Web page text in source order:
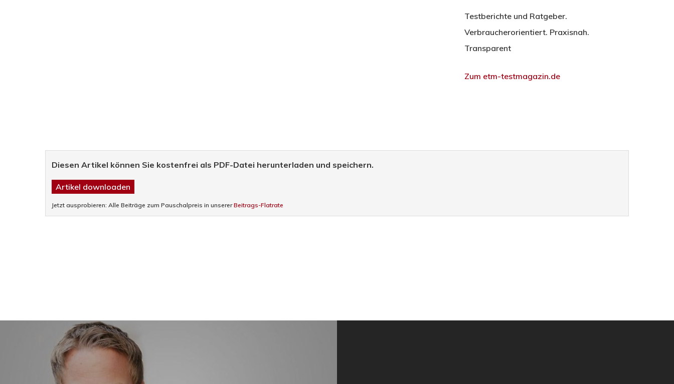
Testberichte und Ratgeber.
Verbraucherorientiert. Praxisnah.
Transparent
Zum etm-testmagazin.de
Diesen Artikel können Sie kostenfrei als PDF-Datei herunterladen und speichern.
Artikel downloaden
Jetzt ausprobieren: Alle Beiträge zum Pauschalpreis in unsererBeitrags-Flatrate